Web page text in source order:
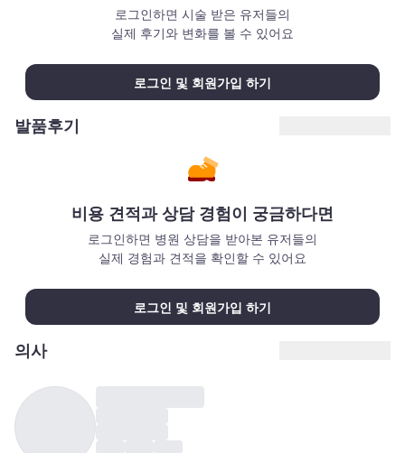
로그인하면 시술 받은 유저들의
실제 후기와 변화를 볼 수 있어요
로그인 및 회원가입 하기
발품후기
비용 견적과 상담 경험이 궁금하다면
로그인하면 병원 상담을 받아본 유저들의
실제 경험과 견적을 확인할 수 있어요
로그인 및 회원가입 하기
의사